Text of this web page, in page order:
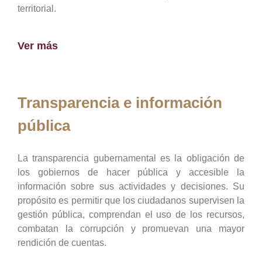
territorial.
Ver más
Transparencia e información
pública
La transparencia gubernamental es la obligación de
los gobiernos de hacer pública y accesible la
información sobre sus actividades y decisiones. Su
propósito es permitir que los ciudadanos supervisen la
gestión pública, comprendan el uso de los recursos,
combatan la corrupción y promuevan una mayor
rendición de cuentas.